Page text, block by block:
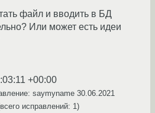
файл и вводить в БД
Или может есть идеи
+00:00
saymyname 30.06.2021
исправлений: 1)